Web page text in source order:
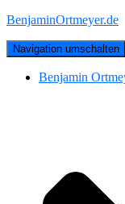
BenjaminOrtmeyer.de
Navigation umschalten
Benjamin